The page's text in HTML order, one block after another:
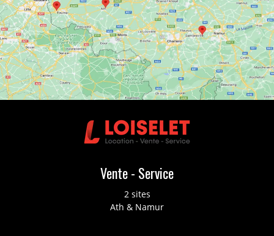
Vente - Service
2 sites
Ath & Namur